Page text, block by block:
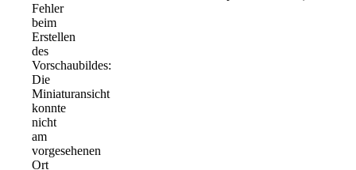
Fehler
beim
Erstellen
des
Vorschaubildes:
Die
Miniaturansicht
konnte
nicht
am
vorgesehenen
Ort